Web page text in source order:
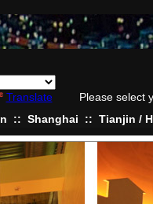
Translate
Please select
:: Shanghai :: Tianjin /